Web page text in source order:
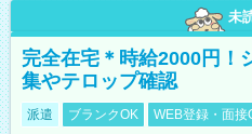
未
完全在宅＊時給2000円！
集やテロップ確認
派遣 ブランクOK WEB登録・面接